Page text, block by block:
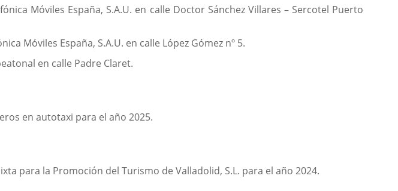
Móviles España, S.A.U. en calle Doctor Sánchez Villares – Sercotel Puerto
Móviles España, S.A.U. en calle López Gómez nº 5.
en calle Padre Claret.
en autotaxi para el año 2025.
para la Promoción del Turismo de Valladolid, S.L. para el año 2024.